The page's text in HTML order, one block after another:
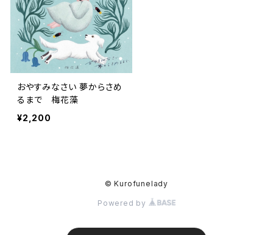
おやすみなさい 夢からさめ
るまで 梅花藻
¥2,200
© Kurofunelady
Powered by